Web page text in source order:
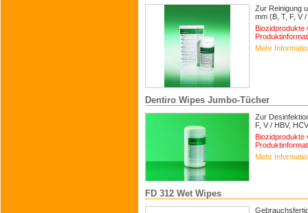
Zur Reinigung
mm (B, T, F, V
Biozidprodukte
Mehr
Dentiro Wipes Jumbo-Tücher
Zur
F, V / HBV,
Biozidprodukte
Mehr
FD 312 Wet Wipes